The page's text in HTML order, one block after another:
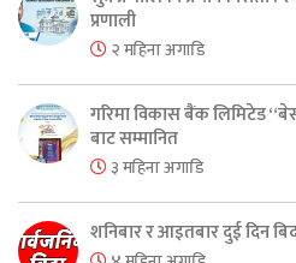
प्रणाली
२ महिना अगाडि
गरिमा विकास बैंक लिमिटेड
बाट सम्मानित
३ महिना अगाडि
शनिबार र आइतबार दुई दिन